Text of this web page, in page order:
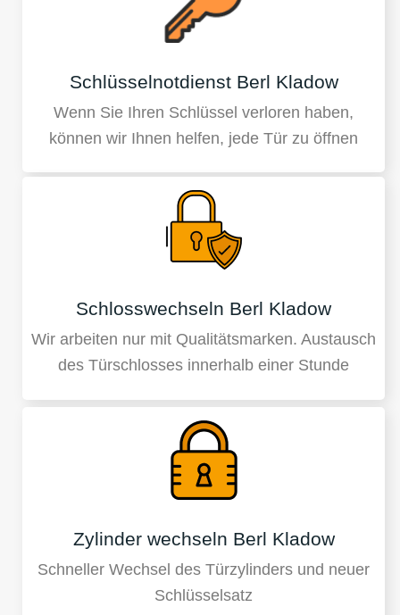
Schlüsselnotdienst Berl Kladow
Wenn Sie Ihren Schlüssel verloren haben,
können wir Ihnen helfen, jede Tür zu öffnen
Schlosswechseln Berl Kladow
Wir arbeiten nur mit Qualitätsmarken. Austausch
des Türschlosses innerhalb einer Stunde
Zylinder wechseln Berl Kladow
Schneller Wechsel des Türzylinders und neuer
Schlüsselsatz